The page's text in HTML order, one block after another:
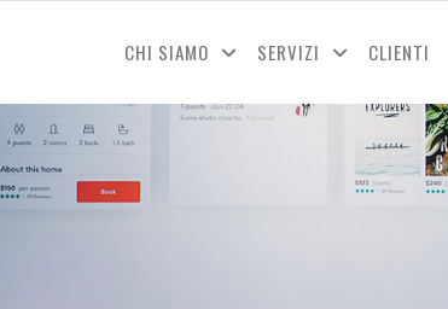
CHI SIAMO SERVIZI CLIENTI